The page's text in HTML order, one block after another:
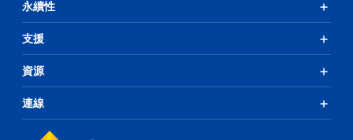
永續性
支援
資源
連線